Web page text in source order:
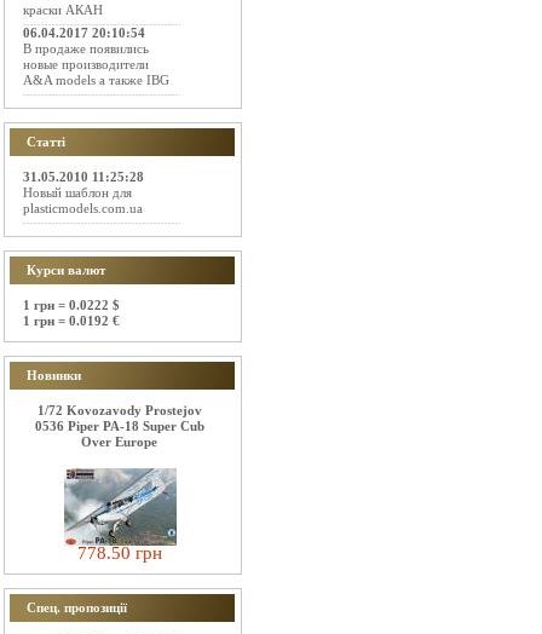
краски АКАН
06.04.2017 20:10:54
В продаже появились
новые производители
A&A models а также IBG
Статті
31.05.2010 11:25:28
Новый шаблон для
plasticmodels.com.ua
Курси валют
1 грн = 0.0222 $
1 грн = 0.0192 €
Новинки
1/72 Kovozavody Prostejov
0536 Piper PA-18 Super Cub
Over Europe
778.50 грн
Спец. пропозиції